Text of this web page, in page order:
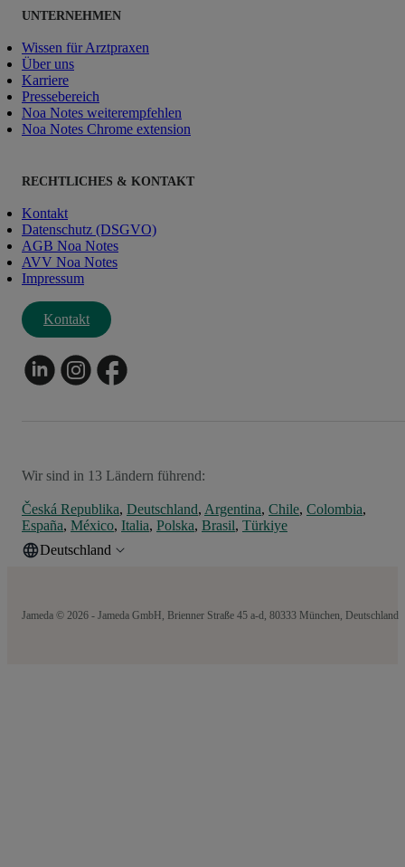
UNTERNEHMEN
Wissen für Arztpraxen
Über uns
Karriere
Pressebereich
Noa Notes weiterempfehlen
Noa Notes Chrome extension
RECHTLICHES & KONTAKT
Kontakt
Datenschutz (DSGVO)
AGB Noa Notes
AVV Noa Notes
Impressum
Kontakt
Wir sind in 13 Ländern führend:
Česká Republika, Deutschland, Argentina, Chile, Colombia,
España, México, Italia, Polska, Brasil, Türkiye
Deutschland
Jameda © 2026 - Jameda GmbH, Brienner Straße 45 a-d, 80333 München, Deutschland